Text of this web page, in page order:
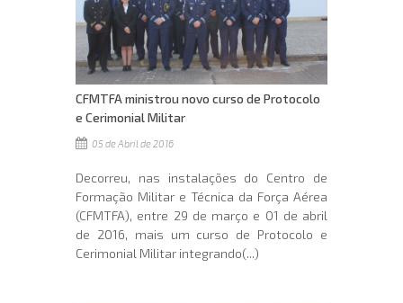
CFMTFA ministrou novo curso de Protocolo
e Cerimonial Militar
05 de Abril de 2016
Decorreu, nas instalações do Centro de
Formação Militar e Técnica da Força Aérea
(CFMTFA), entre 29 de março e 01 de abril
de 2016, mais um curso de Protocolo e
Cerimonial Militar integrando(...)